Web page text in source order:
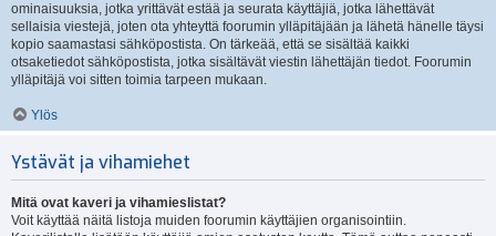
ominaisuuksia, jotka yrittävät estää ja seurata käyttäjiä, jotka lähettävät
sellaisia viestejä, joten ota yhteyttä foorumin ylläpitäjään ja lähetä hänelle täysi
kopio saamastasi sähköpostista. On tärkeää, että se sisältää kaikki
otsaketiedot sähköpostista, jotka sisältävät viestin lähettäjän tiedot. Foorumin
ylläpitäjä voi sitten toimia tarpeen mukaan.
Ylös
Ystävät ja vihamiehet
Mitä ovat kaveri ja vihamieslistat?
Voit käyttää näitä listoja muiden foorumin käyttäjien organisointiin.